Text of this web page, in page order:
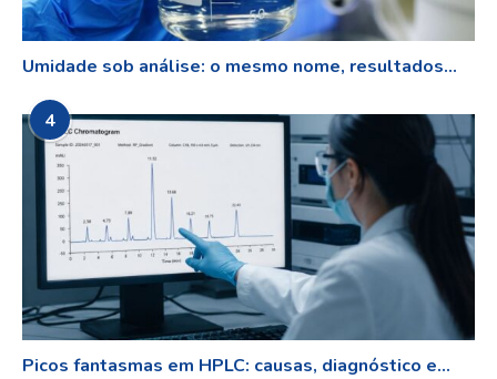
Umidade sob análise: o mesmo nome, resultados...
4
Picos fantasmas em HPLC: causas, diagnóstico e...